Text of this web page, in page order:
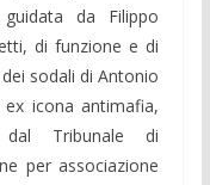
da Filippo
di funzione e di
sodali di Antonio
ex icona antimafia,
Tribunale di
per associazione